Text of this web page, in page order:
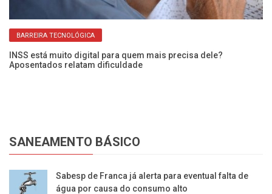
BARREIRA TECNOLÓGICA
INSS está muito digital para quem mais precisa dele?
Aposentados relatam dificuldade
SANEAMENTO BÁSICO
Sabesp de Franca já alerta para eventual falta de
água por causa do consumo alto